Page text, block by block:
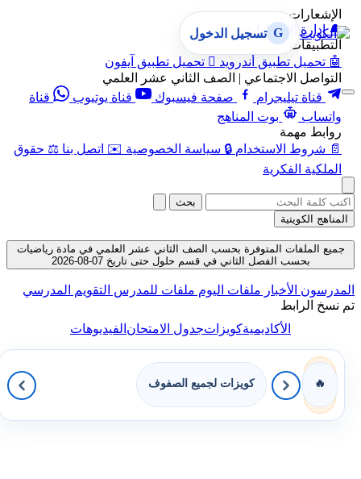
الإشعارات
🔔 إدارة الإشعارات
التطبيقات
🤖 تحميل تطبيق أندرويد  تحميل تطبيق آيفون
التواصل الاجتماعي | الصف الثاني عشر العلمي
قناة تيليجرام
صفحة فيسبوك قناة يوتيوب
قناة
واتساب
بوت المناهج
روابط مهمة
📄 شروط الاستخدام 🔒 سياسة الخصوصية ✉️ اتصل بنا ⚖️ حقوق
الملكية الفكرية
G تسجيل الدخول
بحث
المناهج الكويتية
جميع الملفات المتوفرة بحسب الصف الثاني عشر العلمي في مادة رياضيات
بحسب الفصل الثاني في قسم حلول حتى تاريخ 07-08-2026
المدرسون الأخبار ملفات اليوم ملفات للمدرس التقويم المدرسي
تم نسخ الرابط
الأكاديميةكويزاتجدول الامتحانالفيديوهات
🔥 كويزات لجميع الصفوف